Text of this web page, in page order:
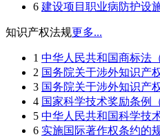
6 建设项目职业病防护设
知识产权法规更多...
1 中华人民共和国商标法（
2 国务院关于涉外知识产
3 国务院关于涉外知识产
4 国家科学技术奖励条例（
5 中华人民共和国科学技
6 实施国际著作权条约的